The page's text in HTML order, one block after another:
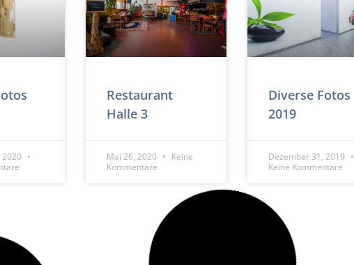
Restaurant
Halle 3
Mai 26, 2020
Keine
Kommentare
Diverse Fotos
2019
Dezember 31, 2019
Keine Kommentare